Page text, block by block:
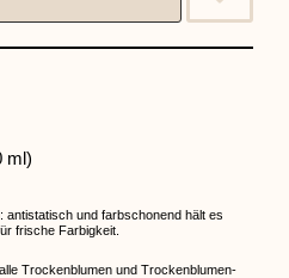
ml)
und farbschonend hält es
frische Farbigkeit.
Trockenblumen und Trockenblumen-